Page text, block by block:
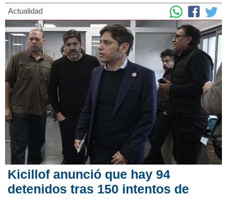
Actualidad
Kicillof anunció que hay 94
detenidos tras 150 intentos de